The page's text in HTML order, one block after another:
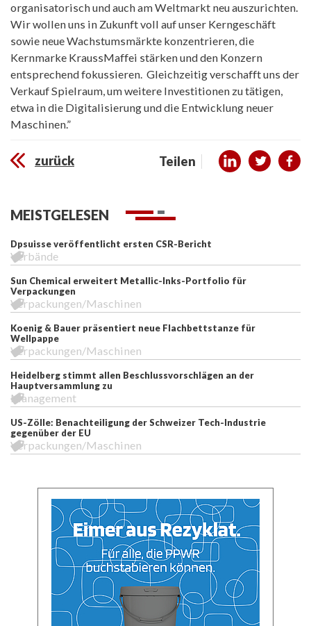
organisatorisch und auch am Weltmarkt neu auszurichten.
Wir wollen uns in Zukunft voll auf unser Kerngeschäft
sowie neue Wachstumsmärkte konzentrieren, die
Kernmarke KraussMaffei stärken und den Konzern
entsprechend fokussieren. Gleichzeitig verschafft uns der
Verkauf Spielraum, um weitere Investitionen zu tätigen,
etwa in die Digitalisierung und die Entwicklung neuer
Maschinen.”
zurück Teilen
MEISTGELESEN
Dpsuisse veröffentlicht ersten CSR-Bericht
Verbände
Sun Chemical erweitert Metallic-Inks-Portfolio für
Verpackungen
Verpackungen/Maschinen
Koenig & Bauer präsentiert neue Flachbettstanze für
Wellpappe
Verpackungen/Maschinen
Heidelberg stimmt allen Beschlussvorschlägen an der
Hauptversammlung zu
Management
US-Zölle: Benachteiligung der Schweizer Tech-Industrie
gegenüber der EU
Verpackungen/Maschinen